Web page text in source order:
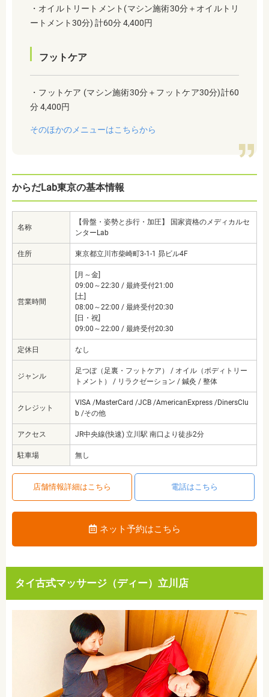
・オイルトリートメント(マシン施術30分＋オイルトリ
ートメント30分) 計60分 4,400円
フットケア
・フットケア (マシン施術30分＋フットケア30分)計60
分 4,400円
そのほかのメニューはこちらから
からだLab東京の基本情報
名称
【骨盤・姿勢と歩行・加圧】 国家資格のメディカルセ
ンターLab
住所 東京都立川市柴崎町3-1-1 昴ビル4F
営業時間
[月～金]
09:00～22:30 / 最終受付21:00
[土]
08:00～22:00 / 最終受付20:30
[日・祝]
09:00～22:00 / 最終受付20:30
定休日 なし
ジャンル
足つぼ（足裏・フットケア） / オイル（ボディトリー
トメント） / リラクゼーション / 鍼灸 / 整体
クレジット
VISA /MasterCard /JCB /AmericanExpress /DinersClu
b /その他
アクセス JR中央線(快速) 立川駅 南口より徒歩2分
駐車場 無し
店舗情報詳細はこちら 電話はこちら
ネット予約はこちら
タイ古式マッサージ（ディー）立川店